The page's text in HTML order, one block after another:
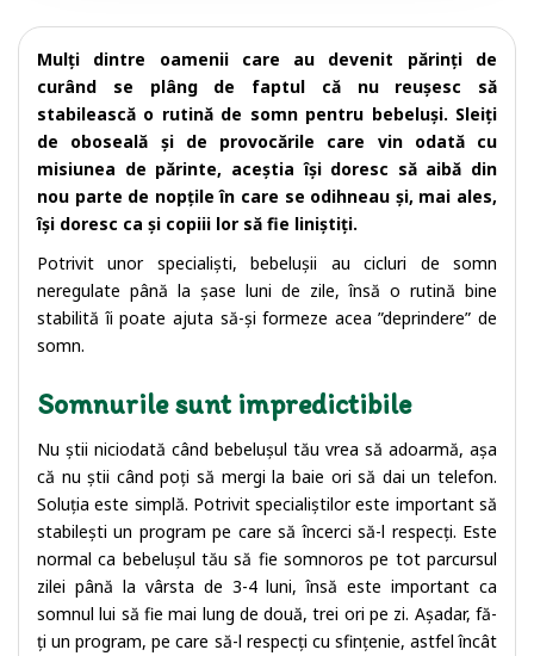
Mulți dintre oamenii care au devenit părinți de
curând se plâng de faptul că nu reușesc să
stabilească o rutină de somn pentru bebeluși. Sleiți
de oboseală și de provocările care vin odată cu
misiunea de părinte, aceștia își doresc să aibă din
nou parte de nopțile în care se odihneau și, mai ales,
își doresc ca și copiii lor să fie liniștiți.
Potrivit unor specialiști, bebelușii au cicluri de somn
neregulate până la șase luni de zile, însă o rutină bine
stabilită îi poate ajuta să-și formeze acea ”deprindere” de
somn.
Somnurile sunt impredictibile
Nu știi niciodată când bebelușul tău vrea să adoarmă, așa
că nu știi când poți să mergi la baie ori să dai un telefon.
Soluția este simplă. Potrivit specialiștilor este important să
stabilești un program pe care să încerci să-l respecți. Este
normal ca bebelușul tău să fie somnoros pe tot parcursul
zilei până la vârsta de 3-4 luni, însă este important ca
somnul lui să fie mai lung de două, trei ori pe zi. Așadar, fă-
ți un program, pe care să-l respecți cu sfințenie, astfel încât